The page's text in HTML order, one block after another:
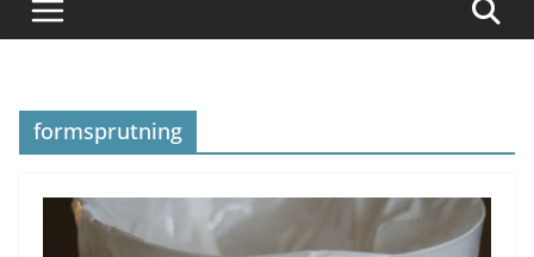
formsprutning